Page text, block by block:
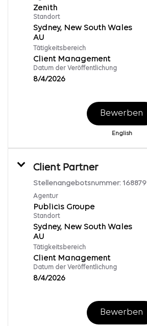
Zenith
Standort
Sydney, New South Wales
Tätigkeitsbereich
Client Management
Datum der Veröffentlichung
8/4/2026
Bewerben
English
Client Partner
Stellenangebotsnummer: 168879
Agentur
Publicis Groupe
Standort
Sydney, New South Wales
Tätigkeitsbereich
Client Management
Datum der Veröffentlichung
8/4/2026
Bewerben